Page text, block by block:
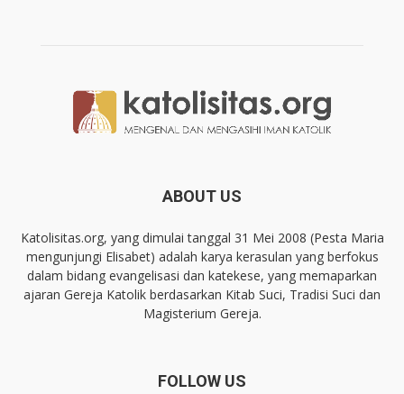
ABOUT US
Katolisitas.org, yang dimulai tanggal 31 Mei 2008 (Pesta Maria
mengunjungi Elisabet) adalah karya kerasulan yang berfokus
dalam bidang evangelisasi dan katekese, yang memaparkan
ajaran Gereja Katolik berdasarkan Kitab Suci, Tradisi Suci dan
Magisterium Gereja.
FOLLOW US